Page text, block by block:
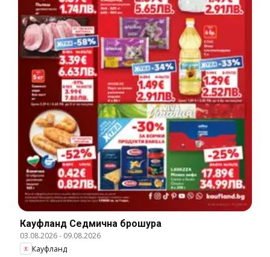
Кауфланд Cедмична брошура
03.08.2026- 09.08.2026
Кауфланд